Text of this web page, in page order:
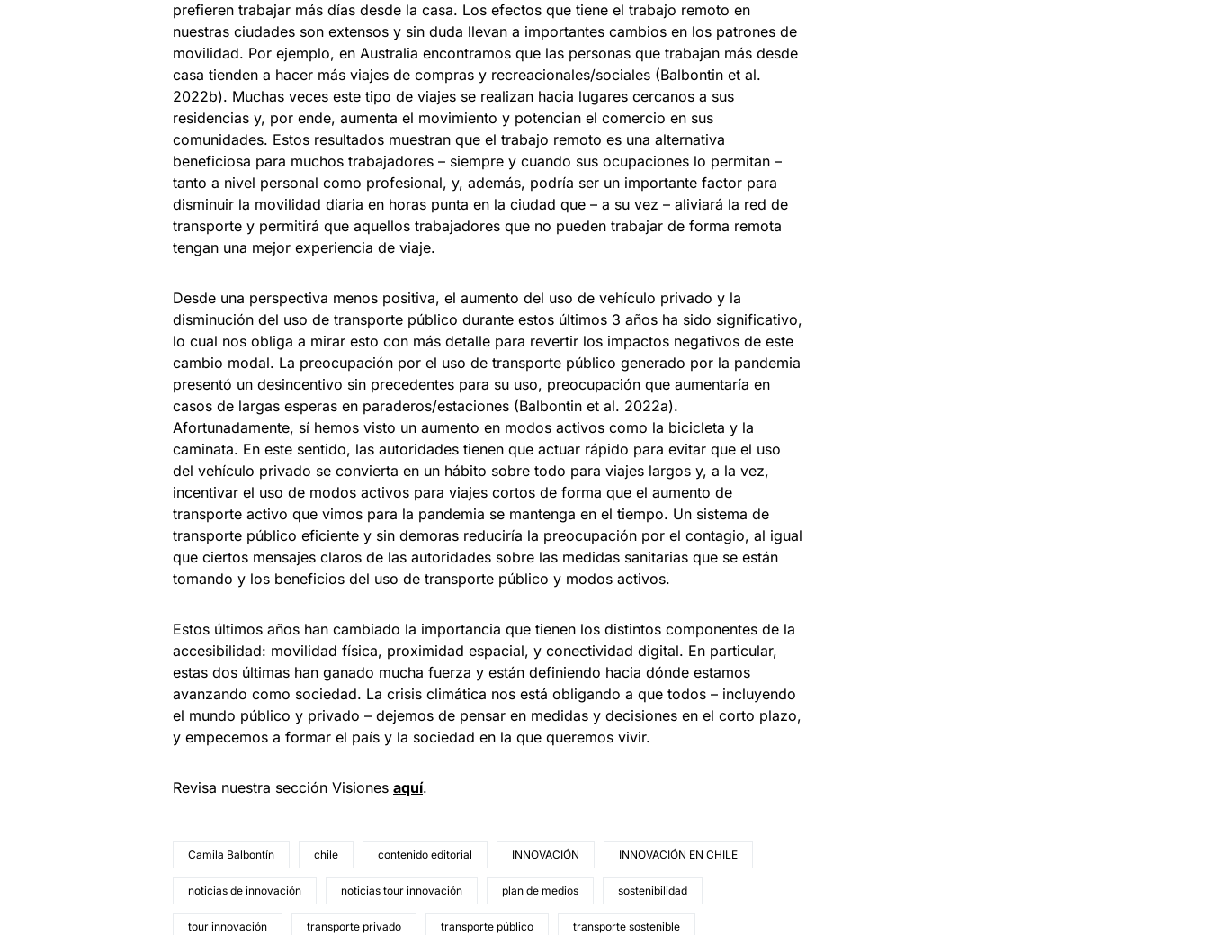
prefieren trabajar más días desde la casa. Los efectos que tiene el trabajo remoto en
nuestras ciudades son extensos y sin duda llevan a importantes cambios en los patrones de
movilidad. Por ejemplo, en Australia encontramos que las personas que trabajan más desde
casa tienden a hacer más viajes de compras y recreacionales/sociales (Balbontin et al.
2022b). Muchas veces este tipo de viajes se realizan hacia lugares cercanos a sus
residencias y, por ende, aumenta el movimiento y potencian el comercio en sus
comunidades. Estos resultados muestran que el trabajo remoto es una alternativa
beneficiosa para muchos trabajadores – siempre y cuando sus ocupaciones lo permitan –
tanto a nivel personal como profesional, y, además, podría ser un importante factor para
disminuir la movilidad diaria en horas punta en la ciudad que – a su vez – aliviará la red de
transporte y permitirá que aquellos trabajadores que no pueden trabajar de forma remota
tengan una mejor experiencia de viaje.
Desde una perspectiva menos positiva, el aumento del uso de vehículo privado y la
disminución del uso de transporte público durante estos últimos 3 años ha sido significativo,
lo cual nos obliga a mirar esto con más detalle para revertir los impactos negativos de este
cambio modal. La preocupación por el uso de transporte público generado por la pandemia
presentó un desincentivo sin precedentes para su uso, preocupación que aumentaría en
casos de largas esperas en paraderos/estaciones (Balbontin et al. 2022a).
Afortunadamente, sí hemos visto un aumento en modos activos como la bicicleta y la
caminata. En este sentido, las autoridades tienen que actuar rápido para evitar que el uso
del vehículo privado se convierta en un hábito sobre todo para viajes largos y, a la vez,
incentivar el uso de modos activos para viajes cortos de forma que el aumento de
transporte activo que vimos para la pandemia se mantenga en el tiempo. Un sistema de
transporte público eficiente y sin demoras reduciría la preocupación por el contagio, al igual
que ciertos mensajes claros de las autoridades sobre las medidas sanitarias que se están
tomando y los beneficios del uso de transporte público y modos activos.
Estos últimos años han cambiado la importancia que tienen los distintos componentes de la
accesibilidad: movilidad física, proximidad espacial, y conectividad digital. En particular,
estas dos últimas han ganado mucha fuerza y están definiendo hacia dónde estamos
avanzando como sociedad. La crisis climática nos está obligando a que todos – incluyendo
el mundo público y privado – dejemos de pensar en medidas y decisiones en el corto plazo,
y empecemos a formar el país y la sociedad en la que queremos vivir.
Revisa nuestra sección Visiones aquí.
Camila Balbontín chile contenido editorial INNOVACIÓN INNOVACIÓN EN CHILE
noticias de innovación noticias tour innovación plan de medios sostenibilidad
tour innovación transporte privado transporte público transporte sostenible